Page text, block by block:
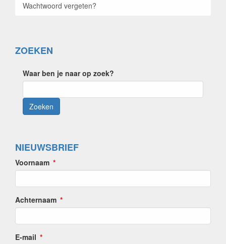
Wachtwoord vergeten?
ZOEKEN
Waar ben je naar op zoek?
NIEUWSBRIEF
Voornaam
Achternaam
E-mail